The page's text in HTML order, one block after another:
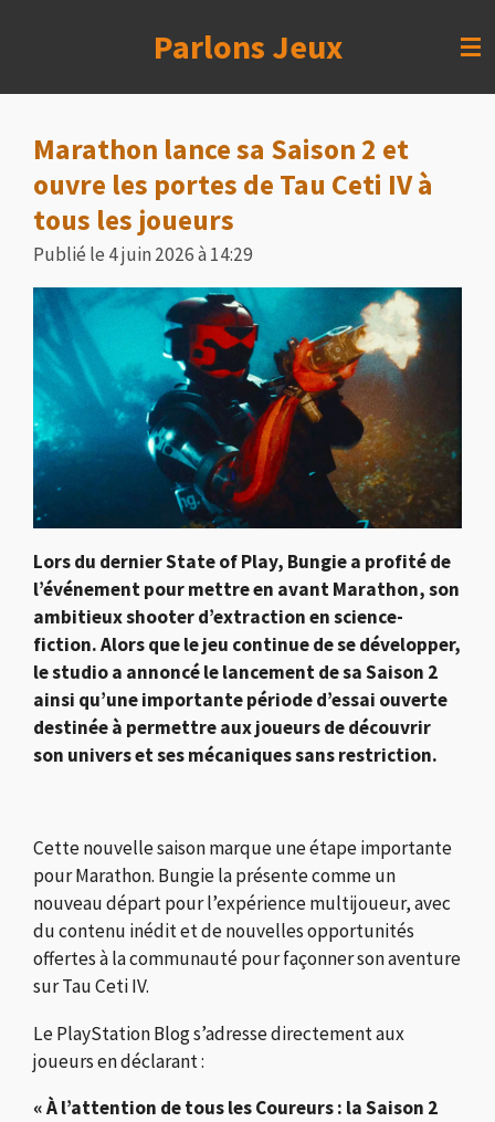
Parlons Jeux
Marathon lance sa Saison 2 et
ouvre les portes de Tau Ceti IV à
tous les joueurs
Publié le 4 juin 2026 à 14:29
Lors du dernier State of Play, Bungie a profité de
l’événement pour mettre en avant Marathon, son
ambitieux shooter d’extraction en science-
fiction. Alors que le jeu continue de se développer,
le studio a annoncé le lancement de sa Saison 2
ainsi qu’une importante période d’essai ouverte
destinée à permettre aux joueurs de découvrir
son univers et ses mécaniques sans restriction.
Cette nouvelle saison marque une étape importante
pour Marathon. Bungie la présente comme un
nouveau départ pour l’expérience multijoueur, avec
du contenu inédit et de nouvelles opportunités
offertes à la communauté pour façonner son aventure
sur Tau Ceti IV.
Le PlayStation Blog s’adresse directement aux
joueurs en déclarant :
« À l’attention de tous les Coureurs : la Saison 2